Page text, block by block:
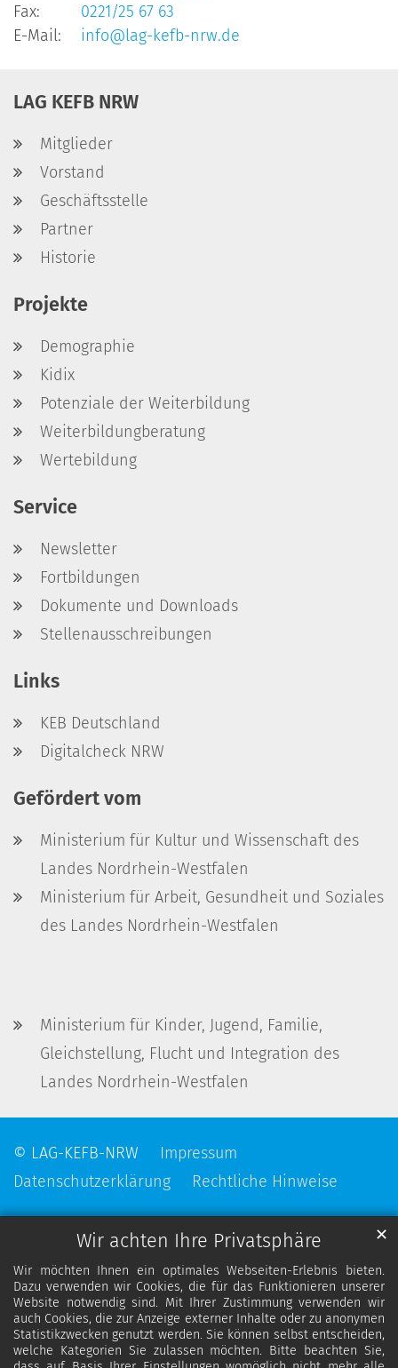
Wir achten Ihre Privatsphäre
Wir möchten Ihnen ein optimales Webseiten-Erlebnis bieten.
Dazu verwenden wir Cookies, die für das Funktionieren unserer
Website notwendig sind. Mit Ihrer Zustimmung verwenden wir
auch Cookies, die zur Anzeige externer Inhalte oder zu anonymen
Statistikzwecken genutzt werden. Sie können selbst entscheiden,
welche Kategorien Sie zulassen möchten. Bitte beachten Sie,
✕
Fax:
0221/25 67 63
E-Mail:
info@lag-kefb-nrw.de
LAG KEFB NRW
Mitglieder
Vorstand
Geschäftsstelle
Partner
Historie
Projekte
Demographie
Kidix
Potenziale der Weiterbildung
Weiterbildungberatung
Wertebildung
Service
Newsletter
Fortbildungen
Dokumente und Downloads
Stellenausschreibungen
Links
KEB Deutschland
Digitalcheck NRW
Gefördert vom
Ministerium für Kultur und Wissenschaft des
Landes Nordrhein-Westfalen
Ministerium für Arbeit, Gesundheit und Soziales
des Landes Nordrhein-Westfalen
Ministerium für Kinder, Jugend, Familie,
Gleichstellung, Flucht und Integration des
Landes Nordrhein-Westfalen
© LAG-KEFB-NRW
Impressum
Datenschutzerklärung
Rechtliche Hinweise